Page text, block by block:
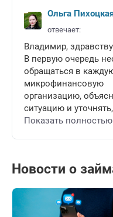
Ольга
отвечает:
Владимир,
В первую очередь
обращаться в
микрофинансовую
организацию,
ситуацию и
Показать полностью
Новости о